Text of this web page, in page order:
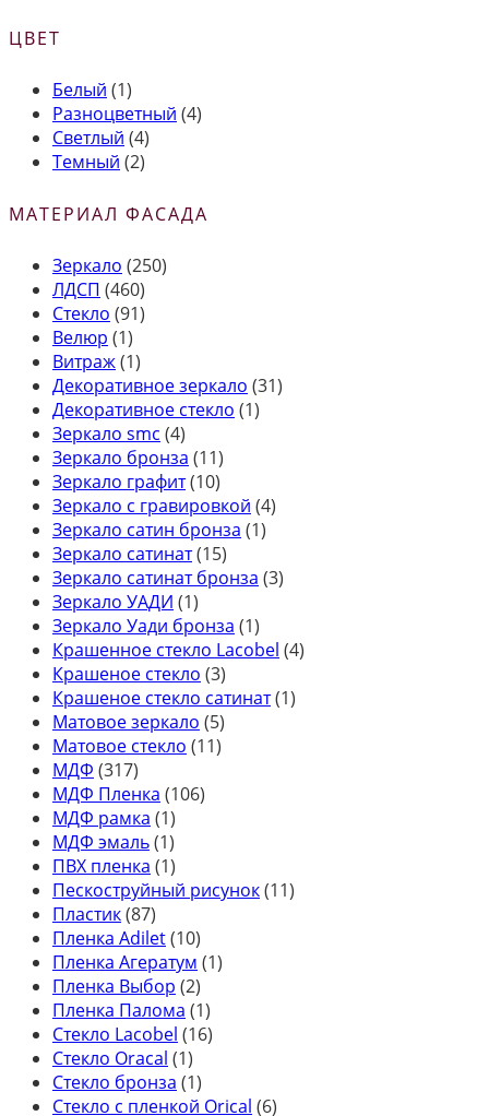
ЦВЕТ
Белый (1)
Разноцветный (4)
Светлый (4)
Темный (2)
МАТЕРИАЛ ФАСАДА
Зеркало (250)
ЛДСП (460)
Стекло (91)
Велюр (1)
Витраж(1)
Декоративное зеркало (31)
Декоративное стекло (1)
Зеркало smc (4)
Зеркало бронза (11)
Зеркало графит(10)
Зеркало с гравировкой (4)
Зеркало сатин бронза (1)
Зеркало сатинат(15)
Зеркало сатинат бронза (3)
Зеркало УАДИ (1)
Зеркало Уади бронза (1)
Крашенное стекло Lacobel (4)
Крашеное стекло (3)
Крашеное стекло сатинат(1)
Матовое зеркало (5)
Матовое стекло (11)
МДФ (317)
МДФ Пленка (106)
МДФ рамка (1)
МДФ эмаль(1)
ПВХ пленка (1)
Пескоструйный рисунок(11)
Пластик(87)
Пленка Adilet(10)
Пленка Агератум (1)
Пленка Выбор (2)
Пленка Палома (1)
Стекло Lacobel (16)
Стекло Oracal (1)
Стекло бронза (1)
Стекло с пленкой Orical (6)